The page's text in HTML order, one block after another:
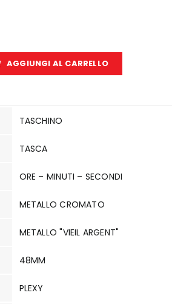
AGGIUNGI AL CARRELLO
TASCHINO
TASCA
ORE – MINUTI – SECONDI
METALLO CROMATO
METALLO "VIEIL ARGENT"
48MM
PLEXY